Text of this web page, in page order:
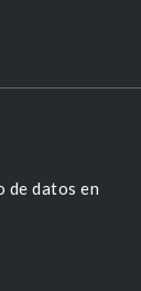
de datos en